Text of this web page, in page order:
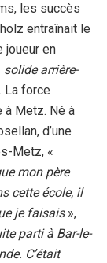
les succès
entraînait le
joueur en
solide arrière-
La force
à Metz. Né à
d’une
Metz, «
mon père
cette école, il
je faisais»,
parti à Bar-le-
C’était